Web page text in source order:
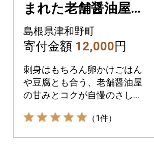
まれた老舗醤油屋
「大仲屋本店」の
「さしみ醤油」(300
ml)×6本セット
島根県津和野町
寄付金額 12,000円
刺身はもちろん卵かけごはん
や豆腐とも合う、老舗醤油屋
の甘みとコクが自慢のさしみ
（1件）